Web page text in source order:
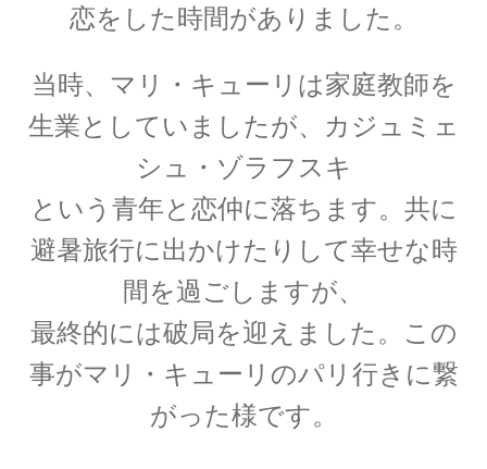
【光が横波であると説明しての偏向
や屈折を説明】
B・D・ジョゼフソン
【量子力学的効果をデバイスで具現化】
C・A・ドップラー
【ドップラー効果を定式化したオーストリア
恋をした時間がありました。
当時、マリ・キューリは家庭教師を
生業としていましたが、
カジュミェ
シュ・ゾラフスキ
という青年と恋仲に落ちます。 共に
避暑旅行に出かけたりして幸せな時
間を過ごしますが、
最終的には破局を迎えました。この
事がマリ・キューリのパリ行きに繋
がった様です。